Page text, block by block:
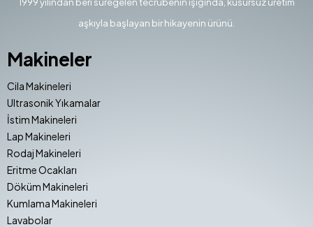
aşkıyla başlayan bir hikayenin ürünü.
Makineler
Cila Makineleri
Ultrasonik Yıkamalar
İstim Makineleri
Lap Makineleri
Rodaj Makineleri
Eritme Ocakları
Döküm Makineleri
Kumlama Makineleri
Lavabolar